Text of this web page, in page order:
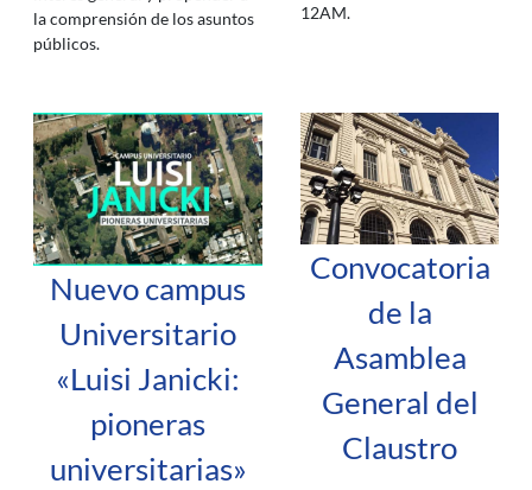
la comprensión de los asuntos
públicos.
12AM.
Nuevo campus
Universitario
«Luisi Janicki:
pioneras
universitarias»
Convocatoria
de la
Asamblea
General del
Claustro